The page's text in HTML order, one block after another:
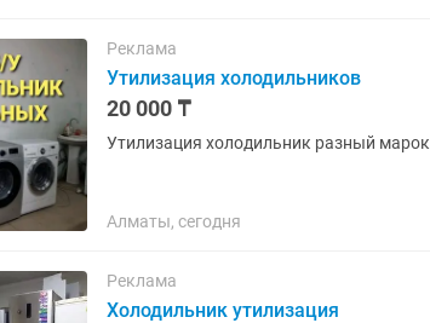
Реклама
Утилизация холодильников
20 000 ₸
Утилизация холодильник разный марок
Алматы, сегодня
Реклама
Холодильник утилизация